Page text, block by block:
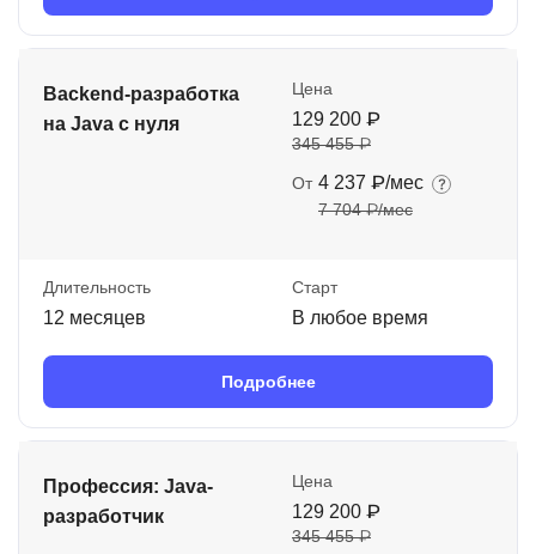
Backend-разработка
на Java с нуля
Цена
129 200 ₽
345 455 ₽
От 4 237 ₽/мес
7 704 ₽/мес
Длительность
12 месяцев
Старт
В любое время
Подробнее
Профессия: Java-
разработчик
Цена
129 200 ₽
345 455 ₽